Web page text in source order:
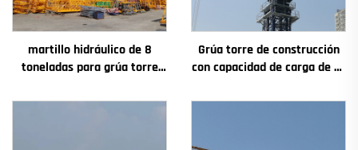
martillo hidráulico de 8
toneladas para grúa torre
competitivo
Grúa torre de construcción
con capacidad de carga de 4t
principales: caja de